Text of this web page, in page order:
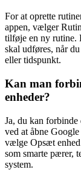
For at oprette
appen, vælger
tilføje en ny rutine.
skal udføres, når
eller tidspunkt.
Kan man
enheder?
Ja, du kan forbinde
ved at åbne
vælge Opsæt
som smarte pærer,
system.